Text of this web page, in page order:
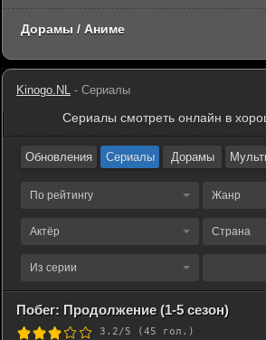
Kinogo.NL - Сериалы
Сериалы смотреть онлайн в
Обновления Сериалы Дорамы
По рейтингу Жанр
Актёр Страна
Из серии
Побег: Продолжение (1-5 сезон)
3.2/5 (45 гол.)
Дорамы / Аниме